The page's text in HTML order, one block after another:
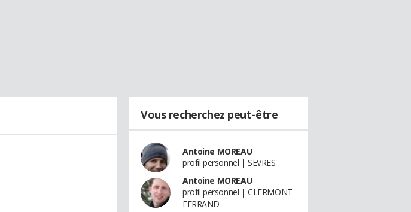
Vous recherchez peut-être
Antoine MOREAU
profil personnel | SEVRES
Antoine MOREAU
profil personnel | CLERMONT
FERRAND